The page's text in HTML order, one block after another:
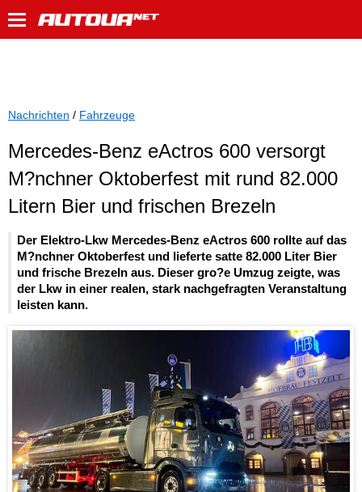
Nachrichten / Fahrzeuge
Mercedes-Benz eActros 600 versorgt
M?nchner Oktoberfest mit rund 82.000
Litern Bier und frischen Brezeln
Der Elektro-Lkw Mercedes-Benz eActros 600 rollte auf das
M?nchner Oktoberfest und lieferte satte 82.000 Liter Bier
und frische Brezeln aus. Dieser gro?e Umzug zeigte, was
der Lkw in einer realen, stark nachgefragten Veranstaltung
leisten kann.